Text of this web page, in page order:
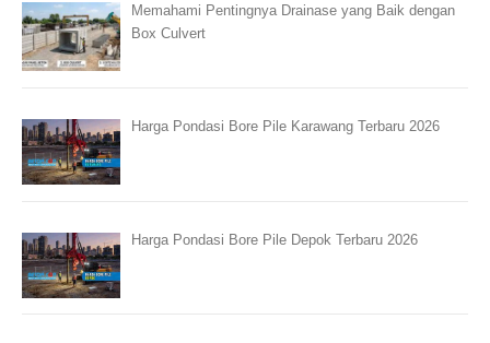
Memahami Pentingnya Drainase yang Baik dengan
Box Culvert
Harga Pondasi Bore Pile Karawang Terbaru 2026
Harga Pondasi Bore Pile Depok Terbaru 2026